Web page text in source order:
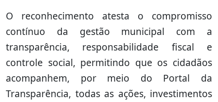
O reconhecimento atesta o compromisso
contínuo da gestão municipal com a
transparência, responsabilidade fiscal e
controle social, permitindo que os cidadãos
acompanhem, por meio do Portal da
Transparência, todas as ações, investimentos